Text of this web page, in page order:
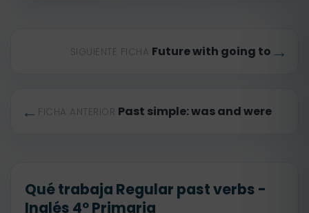
← FICHA ANTERIOR Past simple: was and were
SIGUIENTE FICHA Future with going to →
Qué trabaja Regular past verbs -
Inglés 4º Primaria